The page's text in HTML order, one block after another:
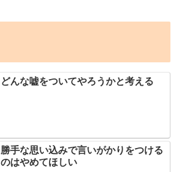
どんな嘘をついてやろうかと考える
勝手な思い込みで言いがかりをつける
のはやめてほしい